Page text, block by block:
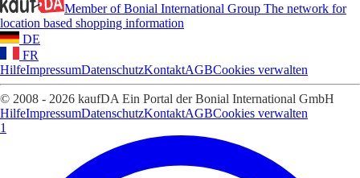
Member of Bonial International Group The network for
location based shopping information
DE
FR
HilfeImpressumDatenschutzKontaktAGBCookies verwalten
© 2008 - 2026 kaufDA Ein Portal der Bonial International GmbH
HilfeImpressumDatenschutzKontaktAGBCookies verwalten
1